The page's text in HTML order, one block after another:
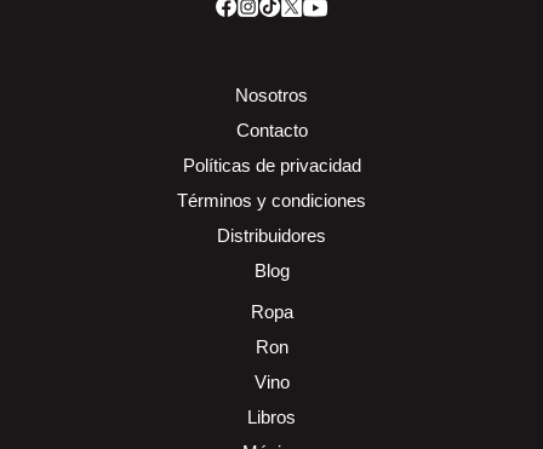
Nosotros
Contacto
Políticas de privacidad
Términos y condiciones
Distribuidores
Blog
Ropa
Ron
Vino
Libros